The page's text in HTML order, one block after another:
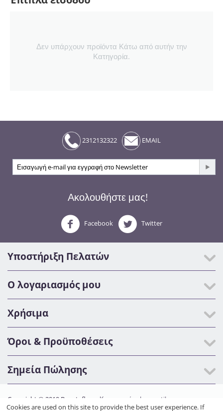
Δεν υπάρχουν προϊόντα Κάτω από αυτήν την
Κατηγορία.
2312132322 EMAIL
Ακολουθήστε μας!
Facebook Twitter
Υποστήριξη Πελατών
Ο λογαριασμός μου
Χρήσιμα
Όροι & Προϋποθέσεις
Σημεία Πώλησης
Copyright © 2019 Beautyfly.gr. Κατασκευή eshop netikon.gr
Cookies are used on this site to provide the best user experience. If